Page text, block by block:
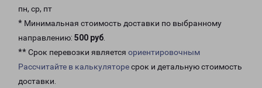
пн, ср, пт
* Минимальная стоимость доставки по выбранному
направлению: 500 руб.
** Срок перевозки является ориентировочным
Рассчитайте в калькуляторесрок и детальную стоимость
доставки.